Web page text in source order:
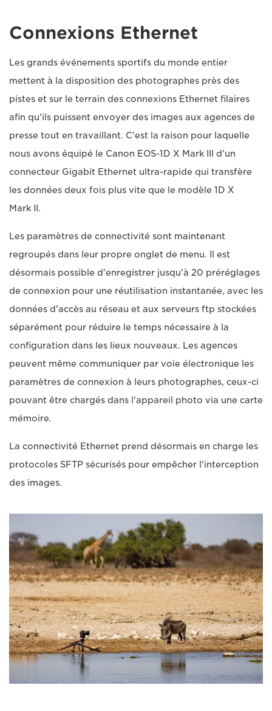
Connexions Ethernet
Les grands événements sportifs du monde entier
mettent à la disposition des photographes près des
pistes et sur le terrain des connexions Ethernet filaires
afin qu'ils puissent envoyer des images aux agences de
presse tout en travaillant. C'est la raison pour laquelle
nous avons équipé le Canon EOS-1D X Mark III d'un
connecteur Gigabit Ethernet ultra-rapide qui transfère
les données deux fois plus vite que le modèle 1D X
Mark II.
Les paramètres de connectivité sont maintenant
regroupés dans leur propre onglet de menu. Il est
désormais possible d'enregistrer jusqu'à 20 préréglages
de connexion pour une réutilisation instantanée, avec les
données d'accès au réseau et aux serveurs ftp stockées
séparément pour réduire le temps nécessaire à la
configuration dans les lieux nouveaux. Les agences
peuvent même communiquer par voie électronique les
paramètres de connexion à leurs photographes, ceux-ci
pouvant être chargés dans l'appareil photo via une carte
mémoire.
La connectivité Ethernet prend désormais en charge les
protocoles SFTP sécurisés pour empêcher l'interception
des images.